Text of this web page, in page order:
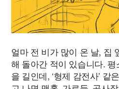
얼마 전 비가 많이 온 날, 집
해 돌아간 적이 있습니다.
을 길인데, ‘형제 감전사’ 같